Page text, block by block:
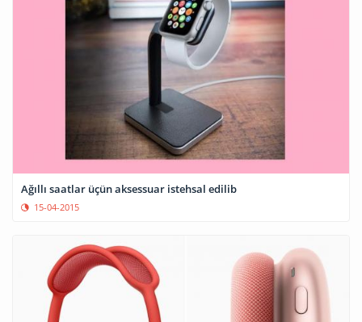
Ağıllı saatlar üçün aksessuar istehsal edilib
15-04-2015